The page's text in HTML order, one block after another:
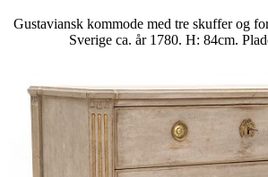
Gustaviansk kommode med tre skuffer og
Sverige ca. år 1780. H: 84cm.